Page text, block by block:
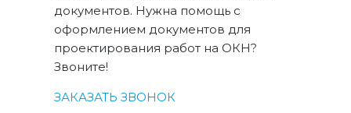
документов. Нужна помощь с
оформлением документов для
проектирования работ на ОКН?
Звоните!
ЗАКАЗАТЬ ЗВОНОК